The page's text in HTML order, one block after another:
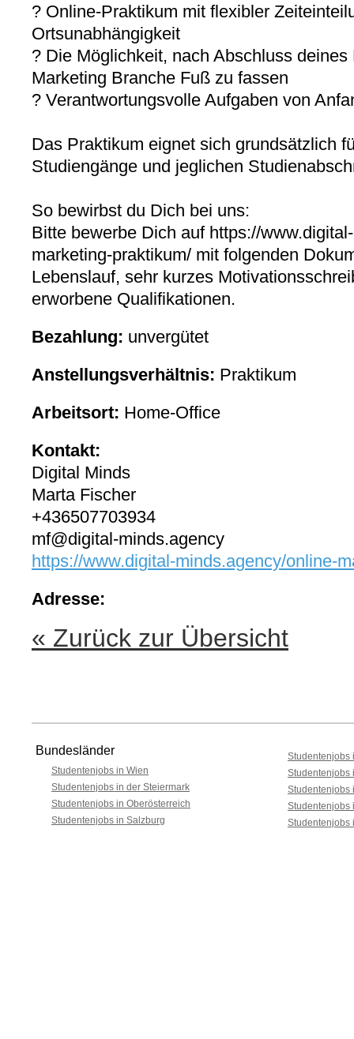
? Online-Praktikum mit flexibler
Ortsunabhängigkeit
? Die Möglichkeit, nach Abschluss
Marketing Branche Fuß zu fassen
? Verantwortungsvolle Aufgaben von
Das Praktikum eignet sich grundsätzlich
Studiengänge und jeglichen
So bewirbst du Dich bei uns:
Bitte bewerbe Dich auf https://
marketing-praktikum/ mit folgenden
Lebenslauf, sehr kurzes
erworbene Qualifikationen.
Bezahlung: unvergütet
Anstellungsverhältnis: Praktikum
Arbeitsort: Home-Office
Kontakt:
Digital Minds
Marta Fischer
+436507703934
mf@digital-minds.agency
https://www.digital-minds.agency/online-
Adresse:
« Zurück zur Übersicht
Bundesländer
Studentenjobs in Wien
Studentenjobs in der Steiermark
Studentenjobs in Oberösterreich
Studentenjobs in Salzburg
Studentenjobs
Studentenjobs
Studentenjobs
Studentenjobs
Studentenjobs